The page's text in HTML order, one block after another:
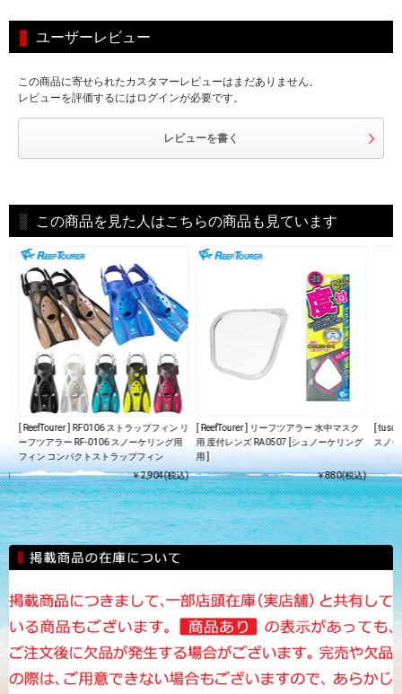
ユーザーレビュー
この商品に寄せられたカスタマーレビューはまだありません。
レビューを評価するにはログインが必要です。
レビューを書く
この商品を見た人はこちらの商品も見ています
)
[ ReefTourer ] RF0106 ストラップフィン リ
ーフツアラー RF-0106 スノーケリング用
フィン コンパクトストラップフィン
￥2,904(税込)
[ ReefTourer ] リーフツアラー 水中マスク
用 度付レンズ RA0507 [シュノーケリング
用 ]
￥880(税込)
[ tusa
スノ